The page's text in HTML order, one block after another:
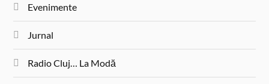
Evenimente
Jurnal
Radio Cluj… La Modă